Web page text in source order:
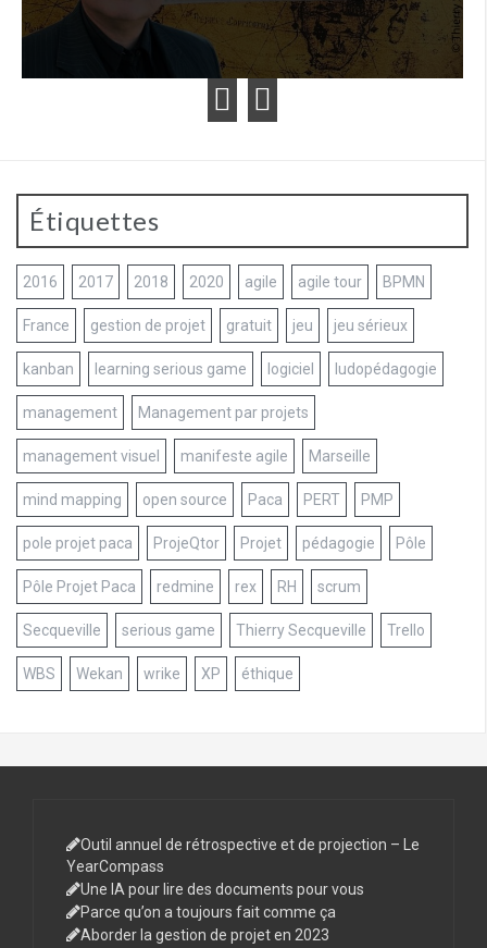
Étiquettes
2016 2017 2018 2020 agile agile tour BPMN
France gestion de projet gratuit jeu jeu sérieux
kanban learning serious game logiciel ludopédagogie
management Management par projets
management visuel manifeste agile Marseille
mind mapping open source Paca PERT PMP
pole projet paca ProjeQtor Projet pédagogie Pôle
Pôle Projet Paca redmine rex RH scrum
Secqueville serious game Thierry Secqueville Trello
WBS Wekan wrike XP éthique
Outil annuel de rétrospective et de projection – Le
YearCompass
Une IA pour lire des documents pour vous
Parce qu’on a toujours fait comme ça
Aborder la gestion de projet en 2023